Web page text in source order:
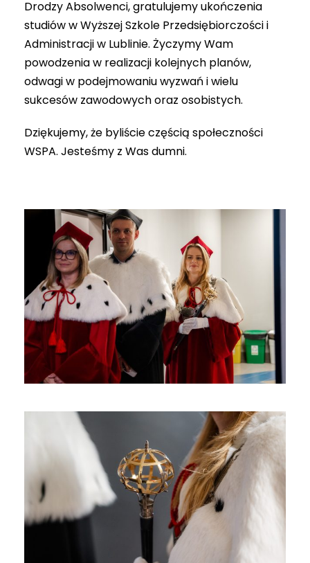
Drodzy Absolwenci, gratulujemy ukończenia
studiów w Wyższej Szkole Przedsiębiorczości i
Administracji w Lublinie. Życzymy Wam
powodzenia w realizacji kolejnych planów,
odwagi w podejmowaniu wyzwań i wielu
sukcesów zawodowych oraz osobistych.
Dziękujemy, że byliście częścią społeczności
WSPA. Jesteśmy z Was dumni.